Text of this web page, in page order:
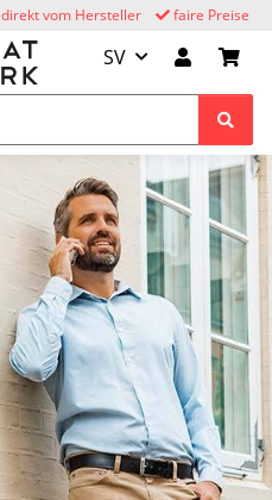
faire Preise
direkt vom Hersteller
SV